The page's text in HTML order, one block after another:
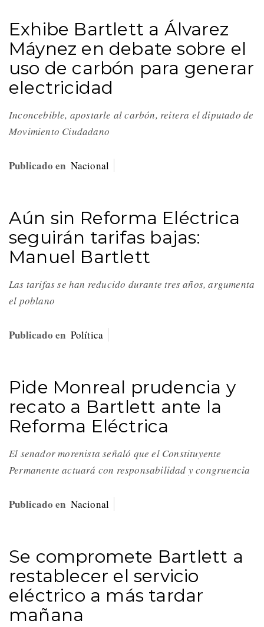
Exhibe Bartlett a Álvarez
Máynez en debate sobre el
uso de carbón para generar
electricidad
Inconcebible, apostarle al carbón, reitera el diputado de
Movimiento Ciudadano
Publicado en Nacional
Aún sin Reforma Eléctrica
seguirán tarifas bajas:
Manuel Bartlett
Las tarifas se han reducido durante tres años, argumenta
el poblano
Publicado en Política
Pide Monreal prudencia y
recato a Bartlett ante la
Reforma Eléctrica
El senador morenista señaló que el Constituyente
Permanente actuará con responsabilidad y congruencia
Publicado en Nacional
Se compromete Bartlett a
restablecer el servicio
eléctrico a más tardar
mañana